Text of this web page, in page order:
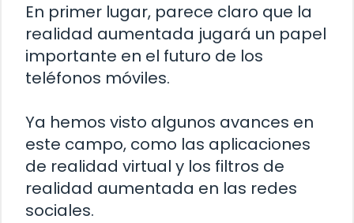
En primer lugar, parece claro que la
realidad aumentada jugará un papel
importante en el futuro de los
teléfonos móviles.
Ya hemos visto algunos avances en
este campo, como las aplicaciones
de realidad virtual y los filtros de
realidad aumentada en las redes
sociales.